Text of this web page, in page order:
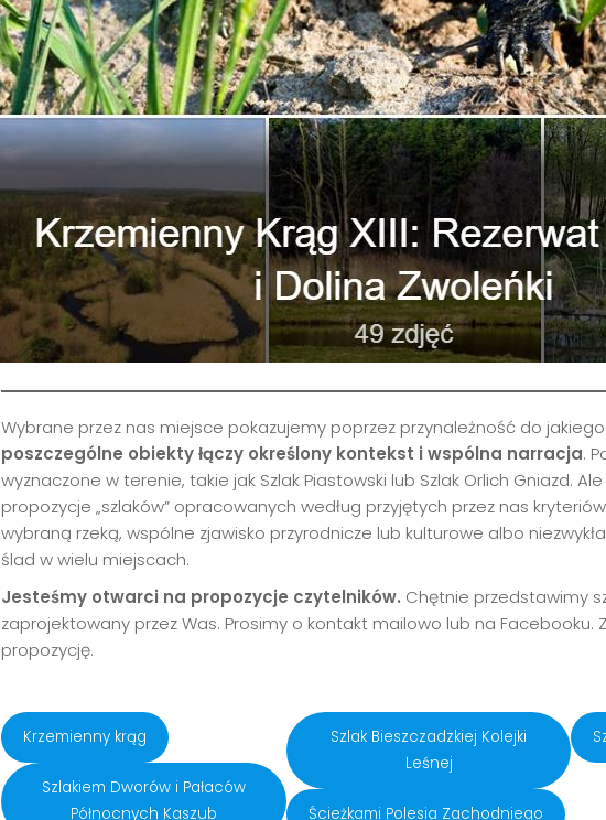
Wybrane przez nas miejsce pokazujemy poprzez przynależność do
poszczególne obiekty łączy określony kontekst i wspólna narracja.
wyznaczone w terenie, takie jak Szlak Piastowski lub Szlak Orlich Gniazd.
propozycje „szlaków” opracowanych według przyjętych przez nas
wybraną rzeką, wspólne zjawisko przyrodnicze lub kulturowe albo
ślad w wielu miejscach.
Jesteśmy otwarci na propozycje czytelników. Chętnie przedstawimy
zaprojektowany przez Was. Prosimy o kontakt mailowo lub na Facebooku.
propozycję.
Krzemienny krąg
Szlakiem Dworów i Pałaców
Północnych Kaszub
Szlak Bieszczadzkiej Kolejki
Leśnej
Ścieżkami Polesia Zachodniego